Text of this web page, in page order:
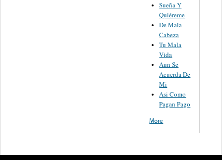
Sueña Y
Quiéreme
De Mala
Cabeza
Tu Mala
Vida
Aun Se
Acuerda De
Mi
Asi Como
Pagan Pago
More